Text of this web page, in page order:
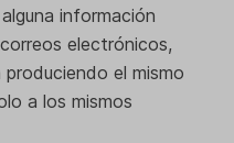
información
electrónicos,
el mismo
a los mismos